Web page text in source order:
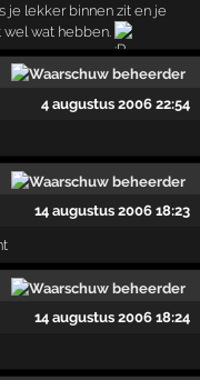
je lekker binnen zit en je
wat hebben.
4 augustus 2006 22:54
14 augustus 2006 18:23
14 augustus 2006 18:24